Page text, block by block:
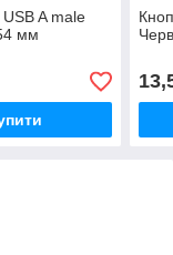
A male
мм